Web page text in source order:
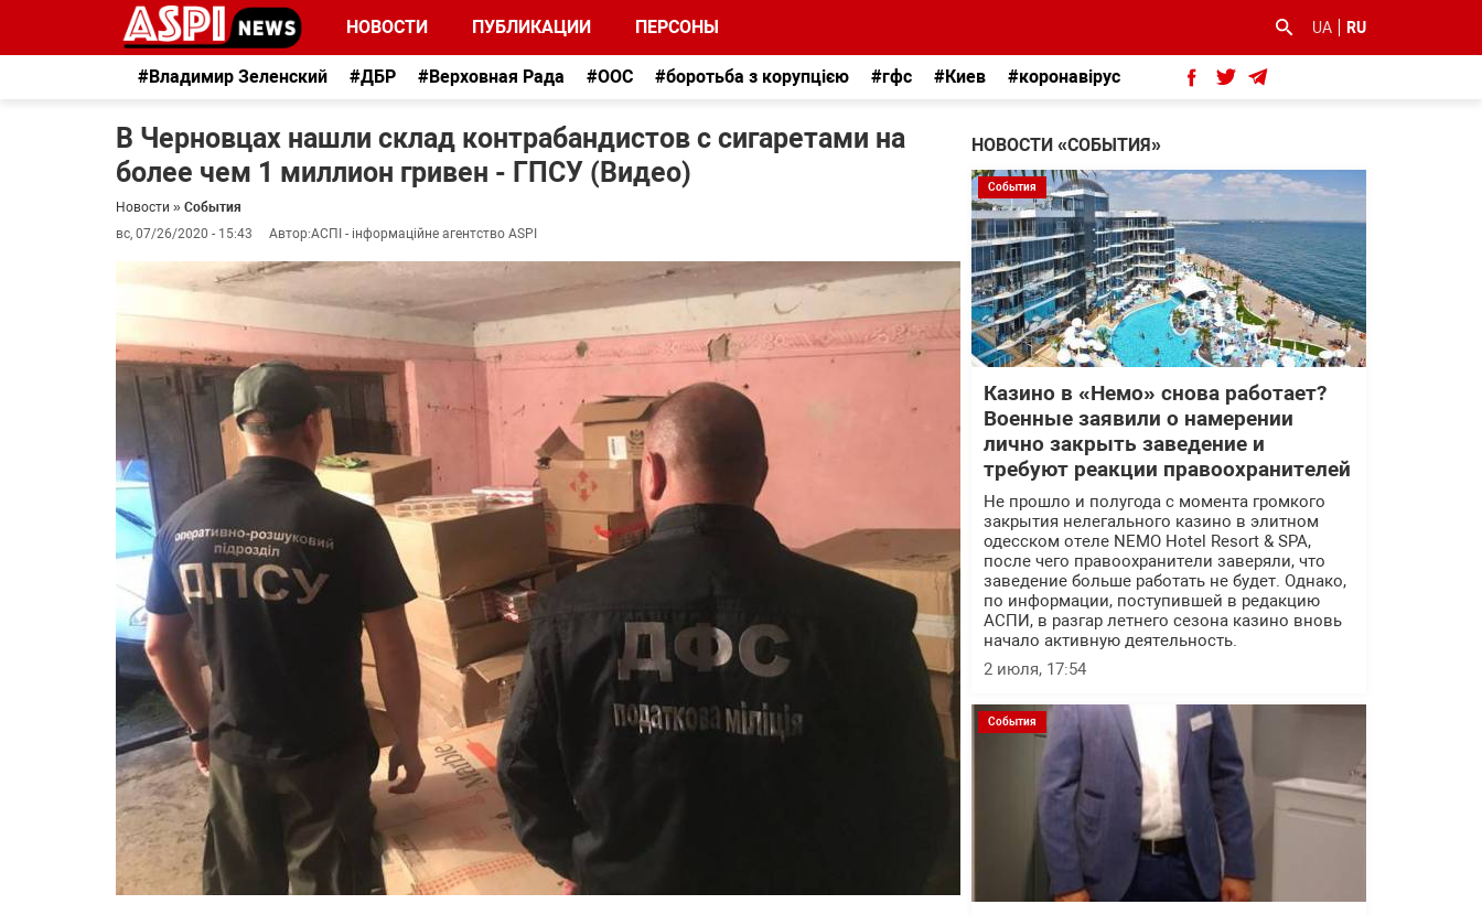
НОВОСТИ ПУБЛИКАЦИИ ПЕРСОНЫ UA RU
#Владимир Зеленский #ДБР #Верховная Рада #ООС #боротьба з корупцією #гфс #Киев #коронавірус
В Черновцах нашли склад контрабандистов с сигаретами на
более чем 1 миллион гривен - ГПСУ (Видео)
Новости » События
вс, 07/26/2020 - 15:43
Автор:АСПІ - інформаційне агентство ASPI
НОВОСТИ «СОБЫТИЯ»
События
Казино в «Немо» снова работает?
Военные заявили о намерении
лично закрыть заведение и
требуют реакции правоохранителей
Не прошло и полугода с момента громкого
закрытия нелегального казино в элитном
одесском отеле NEMO Hotel Resort & SPA,
после чего правоохранители заверяли, что
заведение больше работать не будет. Однако,
по информации, поступившей в редакцию
АСПИ, в разгар летнего сезона казино вновь
начало активную деятельность.
2 июля, 17:54
События